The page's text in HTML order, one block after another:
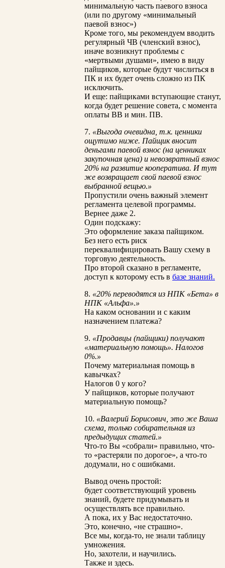
минимальную часть паевого взноса
(или по другому «минимальный
паевой взнос»)
Кроме того, мы рекомендуем вводить
регулярный ЧВ (членский взнос),
иначе возникнут проблемы с
«мертвыми душами», имею в виду
пайщиков, которые будут числиться в
ПК и их будет очень сложно из ПК
исключить.
И еще: пайщиками вступающие станут,
когда будет решение совета, с момента
оплаты ВВ и мин. ПВ.
7. «Выгода очевидна, т.к. ценники
ощутимо ниже. Пайщик вносит
деньгами паевой взнос (на ценниках
закупочная цена) и невозвратный взнос
20% на развитие кооператива. И тут
же возвращает свой паевой взнос
выбранной вещью.»
Пропустили очень важный элемент
регламента целевой программы.
Вернее даже 2.
Один подскажу:
Это оформление заказа пайщиком.
Без него есть риск
переквалифицировать Вашу схему в
торговую деятельность.
Про второй сказано в регламенте,
доступ к которому есть в базе знаний.
8. «20% переводятся из НПК «Бета» в
НПК «Альфа».»
На каком основании и с каким
назначением платежа?
9. «Продавцы (пайщики) получают
«материальную помощь». Налогов
0%.»
Почему материальная помощь в
кавычках?
Налогов 0 у кого?
У пайщиков, которые получают
материальную помощь?
10. «Валерий Борисович, это же Ваша
схема, только собирательная из
предыдущих статей.»
Что-то Вы «собрали» правильно, что-
то «растеряли по дорогое», а что-то
додумали, но с ошибками.
Вывод очень простой:
будет соответствующий уровень
знаний, будете придумывать и
осуществлять все правильно.
А пока, их у Вас недостаточно.
Это, конечно, «не страшно».
Все мы, когда-то, не знали таблицу
умножения.
Но, захотели, и научились.
Также и здесь.